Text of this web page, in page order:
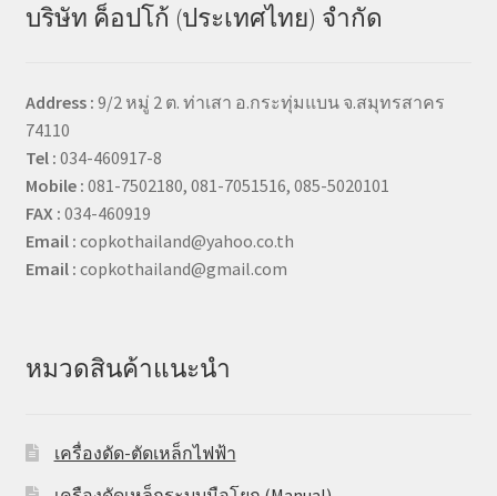
บริษัท ค็อปโก้ (ประเทศไทย) จำกัด
Address : 9/2 หมู่ 2 ต. ท่าเสา อ.กระทุ่มแบน จ.สมุทรสาคร
74110
Tel : 034-460917-8
Mobile : 081-7502180, 081-7051516, 085-5020101
FAX : 034-460919
Email : copkothailand@yahoo.co.th
Email : copkothailand@gmail.com
หมวดสินค้าแนะนำ
เครื่องดัด-ตัดเหล็กไฟฟ้า